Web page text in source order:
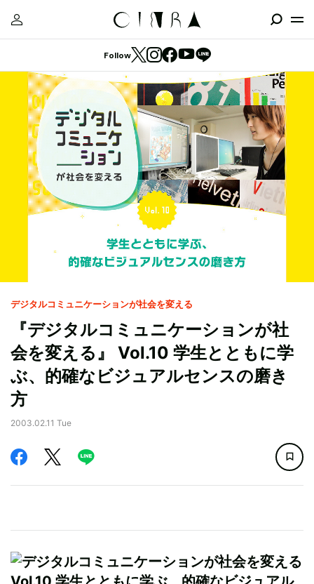
Follow
デジタルコミュニケーションが社会を変える
『デジタルコミュニケーションが社
会を変える』 Vol.10 学生とともに学
ぶ、的確なビジュアルセンスの磨き
方
2003.02.11 Tue